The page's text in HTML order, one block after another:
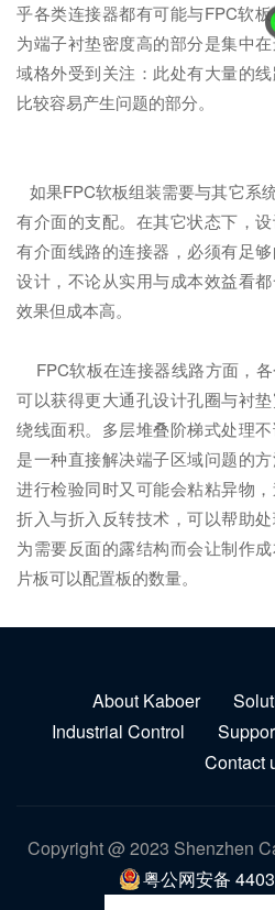
乎各类连接器都有可能与FPC软
为端子衬垫密度高的部分是集中
域格外受到关注：此处有大量的
比较容易产生问题的部分。
如果FPC软板组装需要与其它系
有介面的支配。在其它状态下，
有介面线路的连接器，必须有足
设计，不论从实用与成本效益看
效果但成本高。
FPC软板在连接器线路方面，
可以获得更大通孔设计孔圈与衬
绕线面积。多层堆叠阶梯式处理
是一种直接解决端子区域问题的
进行检验同时又可能会粘粘异物，
折入与折入反转技术，可以帮助
为需要反面的露结构而会让制作
片板可以配置板的数量。
About Kaboer
Industrial Control
Contact
Copyright @ 2023 Shenzhen
粤公网安备